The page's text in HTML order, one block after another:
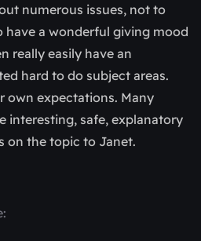
numerous issues, not to
have a wonderful giving mood
really easily have an
hard to do subject areas.
own expectations. Many
interesting, safe, explanatory
on the topic to Janet.